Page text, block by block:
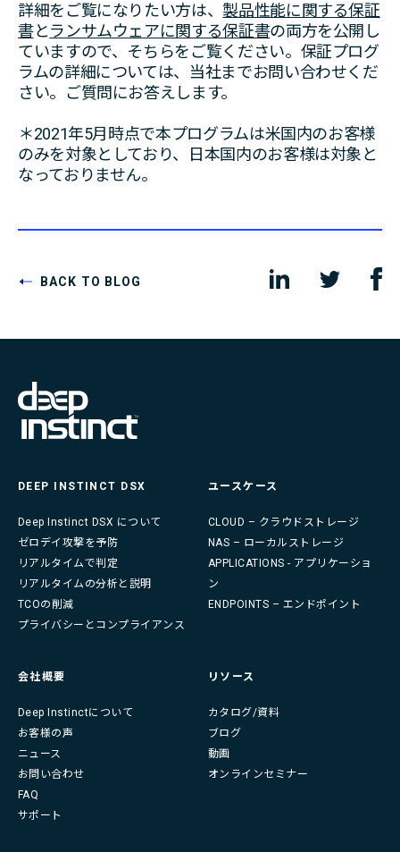
詳細をご覧になりたい方は、 製品性能に関する保証
書とランサムウェアに関する保証書の両方を公開し
ていますので、そちらをご覧ください。保証プログ
ラムの詳細については、当社までお問い合わせくだ
さい。ご質問にお答えします。
＊2021年5月時点で本プログラムは米国内のお客様
のみを対象としており、日本国内のお客様は対象と
なっておりません。
BACK TO BLOG
DEEP INSTINCT DSX
Deep Instinct DSX について
ゼロデイ攻撃を予防
リアルタイムで判定
リアルタイムの分析と説明
TCOの削減
プライバシーとコンプライアンス
ユースケース
CLOUD – クラウドストレージ
NAS – ローカルストレージ
APPLICATIONS - アプリケーショ
ン
ENDPOINTS – エンドポイント
会社概要
Deep Instinctについて
お客様の声
ニュース
お問い合わせ
FAQ
サポート
リソース
カタログ/資料
ブログ
動画
オンラインセミナー